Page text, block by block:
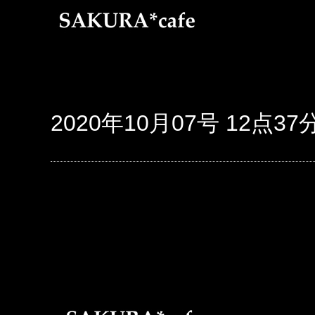
2020年10月07号 12点37